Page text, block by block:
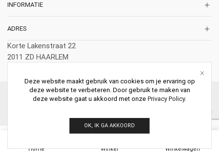
INFORMATIE
ADRES
Korte Lakenstraat 22
2011 ZD HAARLEM
© 2026 Schermerhorn Antieke Schouwen. All Rights Reserved.
Home Winkel Winkelwagen
Deze website maakt gebruik van cookies om je ervaring op
deze website te verbeteren. Door gebruik te maken van
deze website gaat u akkoord met onze Privacy Policy.
OK, IK GA AKKOORD